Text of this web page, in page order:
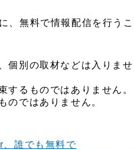
、無料で情報配信を行うこ
個別の取材などは入りませ
するものではありません。
のではありません。
誰でも無料で